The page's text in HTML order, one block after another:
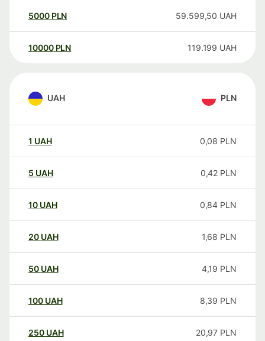
5000 PLN 59.599,50 UAH
10000 PLN 119.199 UAH
UAH PLN
1 UAH 0,08 PLN
5 UAH 0,42 PLN
10 UAH 0,84 PLN
20 UAH 1,68 PLN
50 UAH 4,19 PLN
100 UAH 8,39 PLN
250 UAH 20,97 PLN